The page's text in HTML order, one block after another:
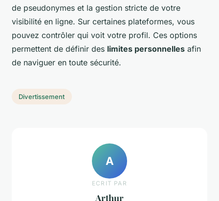
de pseudonymes et la gestion stricte de votre
visibilité en ligne. Sur certaines plateformes, vous
pouvez contrôler qui voit votre profil. Ces options
permettent de définir des limites personnelles afin
de naviguer en toute sécurité.
Divertissement
A
ECRIT PAR
Arthur